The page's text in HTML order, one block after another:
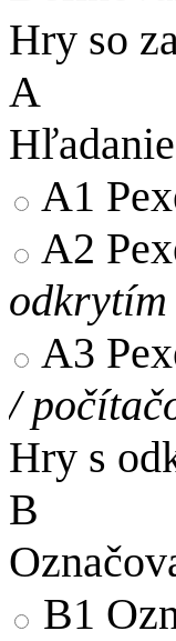
Hry so
A
A1
A2
A3
/
Hry s
B
B1